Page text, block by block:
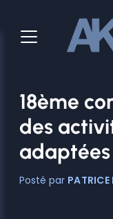
contenu
18ème
des
adaptées
PATRICE